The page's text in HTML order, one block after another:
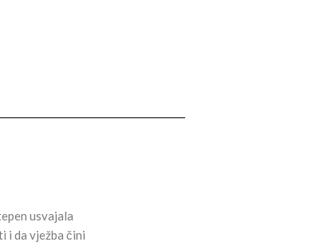
usvajala
i da vježba čini